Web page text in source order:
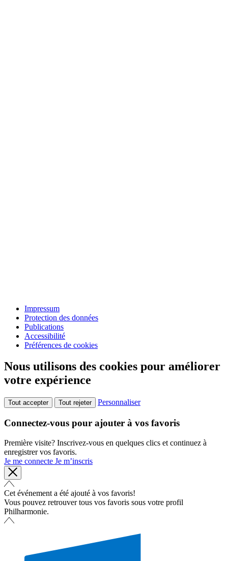
Impressum
Protection des données
Publications
Accessibilité
Préférences de cookies
Nous utilisons des cookies pour améliorer
votre expérience
Tout accepter Tout rejeter Personnaliser
Connectez-vous pour ajouter à vos favoris
Première visite? Inscrivez-vous en quelques clics et continuez à
enregistrer vos favoris.
Je me connecte Je m’inscris
Cet événement a été ajouté à vos favoris!
Vous pouvez retrouver tous vos favoris sous votre profil
Philharmonie.